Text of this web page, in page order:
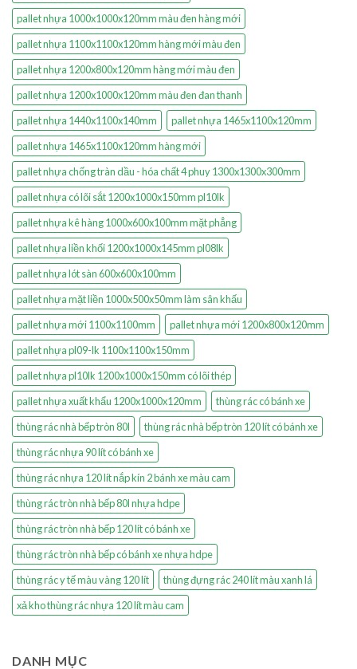
pallet nhựa 1000x1000x120mm màu đen hàng mới
pallet nhựa 1100x1100x120mm hàng mới màu đen
pallet nhựa 1200x800x120mm hàng mới màu đen
pallet nhựa 1200x1000x120mm màu đen đan thanh
pallet nhựa 1440x1100x140mm
pallet nhựa 1465x1100x120mm
pallet nhựa 1465x1100x120mm hàng mới
pallet nhựa chống tràn dầu - hóa chất 4 phuy 1300x1300x300mm
pallet nhựa có lõi sắt 1200x1000x150mm pl10lk
pallet nhựa kê hàng 1000x600x100mm mặt phẳng
pallet nhựa liền khối 1200x1000x145mm pl08lk
pallet nhựa lót sàn 600x600x100mm
pallet nhựa mặt liền 1000x500x50mm làm sân khấu
pallet nhựa mới 1100x1100mm
pallet nhựa mới 1200x800x120mm
pallet nhựa pl09-lk 1100x1100x150mm
pallet nhựa pl10lk 1200x1000x150mm có lõi thép
pallet nhựa xuất khẩu 1200x1000x120mm
thùng rác có bánh xe
thùng rác nhà bếp tròn 80l
thùng rác nhà bếp tròn 120 lít có bánh xe
thùng rác nhựa 90 lít có bánh xe
thùng rác nhựa 120 lít nắp kín 2 bánh xe màu cam
thùng rác tròn nhà bếp 80l nhựa hdpe
thùng rác tròn nhà bếp 120 lít có bánh xe
thùng rác tròn nhà bếp có bánh xe nhựa hdpe
thùng rác y tế màu vàng 120 lít
thùng đựng rác 240 lít màu xanh lá
xả kho thùng rác nhựa 120 lít màu cam
DANH MỤC